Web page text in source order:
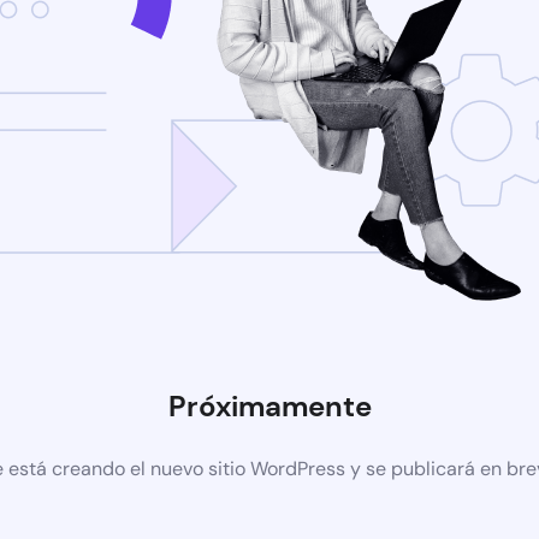
Próximamente
está creando el nuevo sitio WordPress y se publicará en